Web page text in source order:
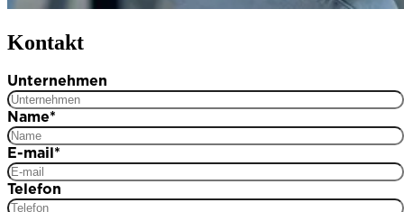
Kontakt
Unternehmen
Name*
E-mail *
Telefon